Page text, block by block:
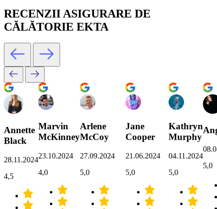
RECENZII ASIGURARE DE
CĂLĂTORIE EKTA
Annette
Black
28.11.2024
4,5
Marvin
McKinney
23.10.2024
4,0
Arlene
McCoy
27.09.2024
5,0
Jane
Cooper
21.06.2024
5,0
Kathryn
Murphy
04.11.2024
5,0
5,0